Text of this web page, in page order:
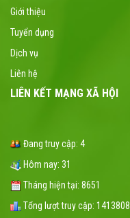
Giới thiệu
Tuyển dụng
Dịch vụ
Liên hệ
LIÊN KẾT MẠNG XÃ HỘI
Đang truy cập: 4
Hôm nay: 31
Tháng hiện tại: 8651
Tổng lượt truy cập: 1413808